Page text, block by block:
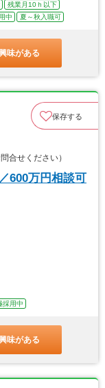
残業月10ｈ以下
中 夏～秋入職可
味がある
保存する
合せください）
600万円相談可
採用中
味がある